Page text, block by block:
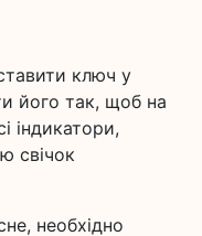
ключ у
його так, щоб на
індикатори,
свічок
необхідно